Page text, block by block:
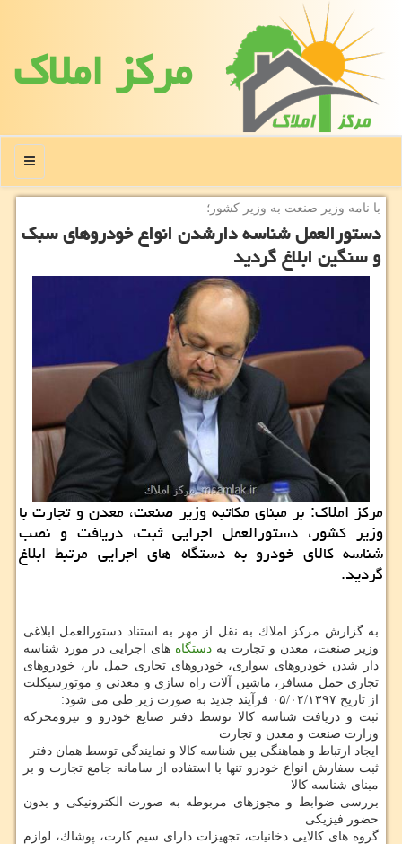
مركز املاك
منو
با نامه وزیر صنعت به وزیر كشور؛
دستورالعمل شناسه دارشدن انواع خودروهای سبك
و سنگین ابلاغ گردید
مركز املاك: بر مبنای مكاتبه وزیر صنعت، معدن و تجارت با
وزیر كشور، دستورالعمل اجرایی ثبت، دریافت و نصب
شناسه كالای خودرو به دستگاه های اجرایی مرتبط ابلاغ
گردید.
به گزارش مركز املاك به نقل از مهر به استناد دستورالعمل ابلاغی
وزیر صنعت، معدن و تجارت به دستگاه های اجرایی در مورد شناسه
دار شدن خودروهای سواری، خودروهای تجاری حمل بار، خودروهای
تجاری حمل مسافر، ماشین آلات راه سازی و معدنی و موتورسیكلت
از تاریخ ۰۵/۰۲/۱۳۹۷ فرآیند جدید به صورت زیر طی می شود:
ثبت و دریافت شناسه كالا توسط دفتر صنایع خودرو و نیرومحركه
وزارت صنعت و معدن و تجارت
ایجاد ارتباط و هماهنگی بین شناسه كالا و نمایندگی توسط همان دفتر
ثبت سفارش انواع خودرو تنها با استفاده از سامانه جامع تجارت و بر
مبنای شناسه كالا
بررسی ضوابط و مجوزهای مربوطه به صورت الكترونیكی و بدون
حضور فیزیكی
گروه های كالایی دخانیات، تجهیزات دارای سیم كارت، پوشاك، لوازم